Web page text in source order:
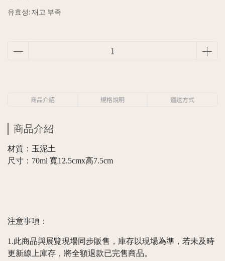
유효성: 재고 부족
商品介紹 規格說明 運送方式
商品介紹
材質：玉泥土
尺寸：70ml 寬12.5cmx高7.5cm
注意事項：
1.此商品與展覽現場同步販售，庫存以現場為準，若未及時
更新線上庫存，將全額退款已完售商品。